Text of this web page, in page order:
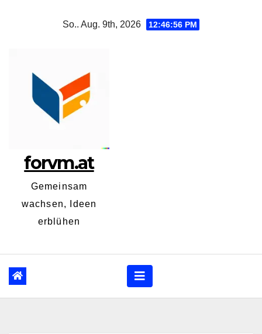
So.. Aug. 9th, 2026 12:46:57 PM
forvm.at
Gemeinsam
wachsen, Ideen
erblühen